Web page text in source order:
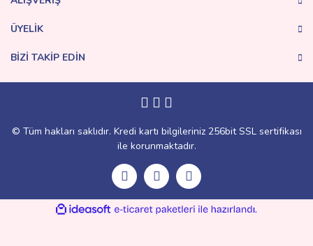
ÜYELİK
BİZİ TAKİP EDİN
© Tüm hakları saklıdır. Kredi kartı bilgileriniz 256bit SSL sertifikası
ile korunmaktadır.
ideasoft
e-